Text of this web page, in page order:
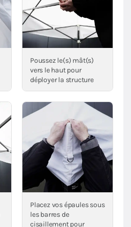
Poussez le(s) mât(s)
vers le haut pour
déployer la structure
Placez vos épaules sous
les barres de
cisaillement pour